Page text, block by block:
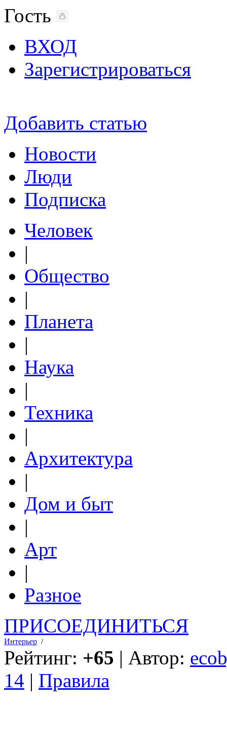
Гость
ВХОД
Зарегистрироваться
Добавить статью
Новости
Люди
Подписка
Человек
|
Общество
|
Планета
|
Наука
|
Техника
|
Архитектура
|
Дом и быт
|
Арт
|
Разное
ПРИСОЕДИНИТЬСЯ
Интерьер /
Рейтинг: +65 | Автор:
14 | Правила